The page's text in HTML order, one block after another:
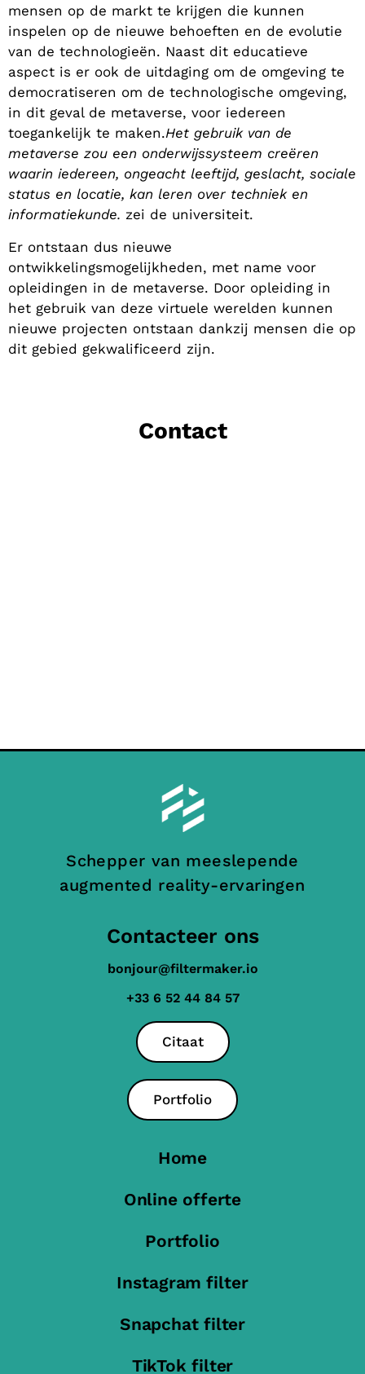
mensen op de markt te krijgen die kunnen
inspelen op de nieuwe behoeften en de evolutie
van de technologieën. Naast dit educatieve
aspect is er ook de uitdaging om de omgeving te
democratiseren om de technologische omgeving,
in dit geval de metaverse, voor iedereen
toegankelijk te maken.Het gebruik van de
metaverse zou een onderwijssysteem creëren
waarin iedereen, ongeacht leeftijd, geslacht, sociale
status en locatie, kan leren over techniek en
informatiekunde. zei de universiteit.
Er ontstaan dus nieuwe
ontwikkelingsmogelijkheden, met name voor
opleidingen in de metaverse. Door opleiding in
het gebruik van deze virtuele werelden kunnen
nieuwe projecten ontstaan dankzij mensen die op
dit gebied gekwalificeerd zijn.
Contact
Schepper van meeslepende
augmented reality-ervaringen
Contacteer ons
bonjour@filtermaker.io
+33 6 52 44 84 57
Citaat
Portfolio
Home
Online offerte
Portfolio
Instagram filter
Snapchat filter
TikTok filter